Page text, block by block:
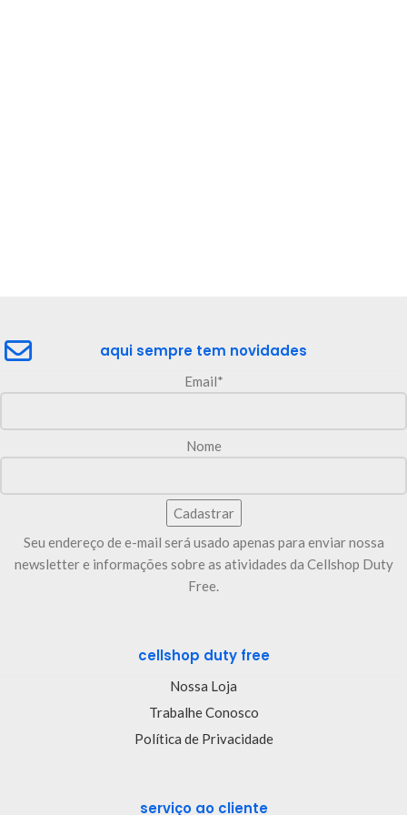
aqui sempre tem novidades
Email*
Nome
Seu endereço de e-mail será usado apenas para enviar nossa
newsletter e informações sobre as atividades da Cellshop Duty
Free.
cellshop duty free
Nossa Loja
Trabalhe Conosco
Política de Privacidade
serviço ao cliente